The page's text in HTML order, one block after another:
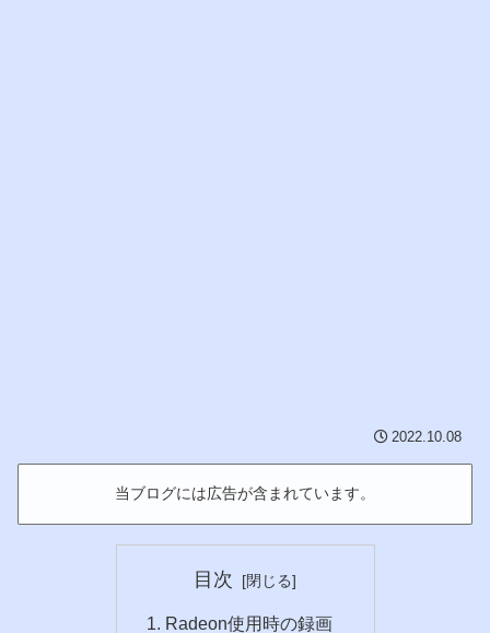
2022.10.08
当ブログには広告が含まれています。
目次
Radeon使用時の録画